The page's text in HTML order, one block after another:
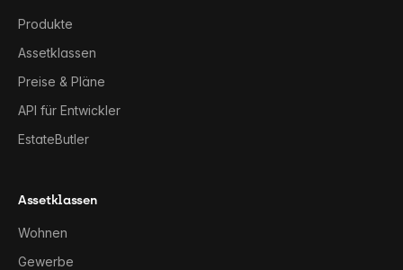
Produkte
Assetklassen
Preise & Pläne
API für Entwickler
EstateButler
Assetklassen
Wohnen
Gewerbe